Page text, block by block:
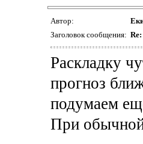
Автор:
Заголовок сообщения:
Раскладку
прогноз
подумаем
При